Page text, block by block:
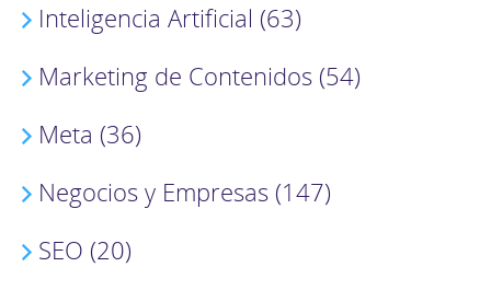
Inteligencia Artificial (63)
Marketing de Contenidos (54)
Meta (36)
Negocios y Empresas (147)
SEO (20)